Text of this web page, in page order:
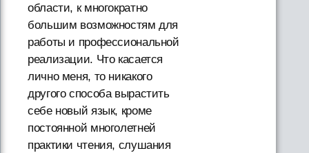
области, к многократно
большим возможностям для
работы и профессиональной
реализации. Что касается
лично меня, то никакого
другого способа вырастить
себе новый язык, кроме
постоянной многолетней
практики чтения, слушания